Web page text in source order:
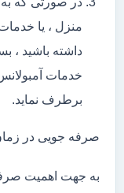
منزل ، یا
داشته باشید
خدمات
برطرف نماید.
صرفه جویی در
به جهت اهمیت